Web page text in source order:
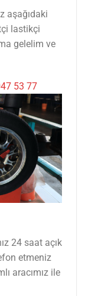
aşağıdaki
lastikçi
gelelim ve
53 77
24 saat açık
etmeniz
aracımız ile